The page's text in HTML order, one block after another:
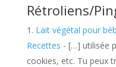
Rétroliens/
Lait végétal pour
Recettes - […] utilisée
cookies, etc. Tu peux